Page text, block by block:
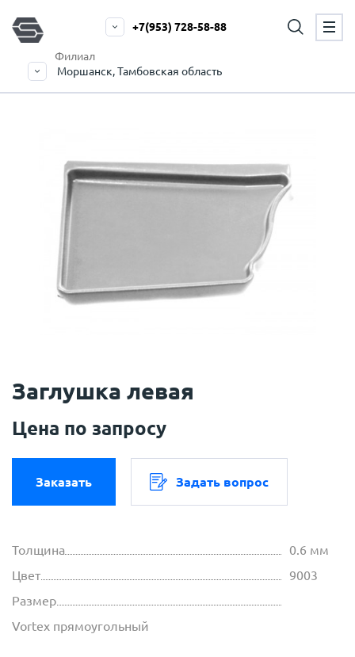
Филиал
Моршанск, Тамбовская область
+7(953) 728-58-88
Заглушка левая
Цена по запросу
Заказать Задать вопрос
Толщина
0.6 мм
Цвет
9003
Размер
Vortex прямоугольный